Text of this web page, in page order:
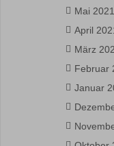
Mai 2021
April
März
Februar
Januar